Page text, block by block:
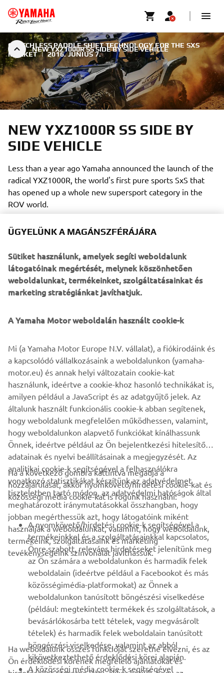
NEW YXZ1000R SS SIDE BY SIDE VEHICLE
CLUTCHLESS PADDLE SHIFT TECHNOLOGY FOR THE SXS
MARKET | 2016. JÚNIUS 7.
NEW YXZ1000R SS SIDE BY
SIDE VEHICLE
Less than a year ago Yamaha announced the launch of the
radical YXZ1000R, the world's first pure sports SxS that
has opened up a whole new supersport category in the
ROV world.
With its super aggressive looks, radical design and
sequential manual gearbox - combined with blistering
acceleration and a phenomenal top speed - the all-terrain
YXZ1000R has transformed the off road world.
Now Yamaha are about to take the high performance SxS
remarkable new YXZ1000R SS.
Featuring a racing-style paddle shift system that offers
even quicker acceleration and a higher level of
controllability in extreme situations, this high specification
supersport SxS brings computer-controlled racing car
technology to the ROV category for the first time.
VÁLLALATI
B2B
TÖBB YAMAHA
TÁMOGATÁS
HÍRLEVÉL
Legyél az elsők között, aki a legújabb ajánlatokról, különleges
eseményekről, újdonságokról stb. értesül.
ÜGYELÜNK A MAGÁNSZFÉRÁJÁRA
Sütiket használunk, amelyek segíti weboldalunk
látogatóinak megértését, melynek köszönhetően
weboldalunkat, termékeinket, szolgáltatásainkat és
marketing stratégiánkat javíthatjuk.
A Yamaha Motor weboldalán használt cookie-k
Mi (a Yamaha Motor Europe N.V. vállalat), a fiókirodáink és
a kapcsolódó vállalkozásaink a weboldalunkon (yamaha-
motor.eu) és annak helyi változatain cookie-kat
használunk, ideértve a cookie-khoz hasonló technikákat is,
amilyen például a JavaScript és az adatgyűjtő jelek. Az
általunk használt funkcionális cookie-k abban segítenek,
hogy weboldalunk megfelelően működhessen, valamint,
hogy weboldalunkon alapvető funkciókat kínálhassunk
Önnek, ideértve például az Ön bejelentkezési hitelesítő
adatainak és nyelvi beállításainak a megjegyzését. Az
analitikai cookie-k segítségével a felhasználókra
vonatkozó statisztikákat készítünk az adatvédelmet
tiszteletben tartó módon, az adatvédelmi hatóságok által
meghatározott iránymutatásokkal összhangban, hogy
jobban megérthessük azt, hogy látogatóink miként
használják a weboldalunkat, valamint, hogy weboldalunk,
termékeink, szolgáltatásaink és marketing
tevékenységeink színvonalát javíthassuk.
Ha a következő gombra kattintva megadja a
hozzájárulását, akkor nyomkövető/hirdetési cookie-kat és
közösségi média cookie-kat is fogunk használni:
A nyomkövető/hirdetési cookie-k segítségével a
termékeinkkel és a szolgáltatásainkkal kapcsolatos,
Önre szabott, releváns hirdetéseket jelenítünk meg
az Ön számára a weboldalunkon és harmadik felek
weboldalain (ideértve például a Facebookot és más
közösségimédia-platformokat) az Önnek a
weboldalunkon tanúsított böngészési viselkedése
(például: megtekintett termékek és szolgáltatások, a
bevásárlókosárba tett tételek, vagy megvásárolt
tételek) és harmadik felek weboldalain tanúsított
böngészési viselkedése, valamint az abból
kikövetkeztethető érdeklődési körei alapján.
A közösségi média cookie-k segítségével
Ha weboldalunk összes funkcióját szeretné élvezni, és az
Ön érdeklődési körének megfelelő ajánlatokat és
hirdetéseket szeretne látni, akkor kérjük, hogy az